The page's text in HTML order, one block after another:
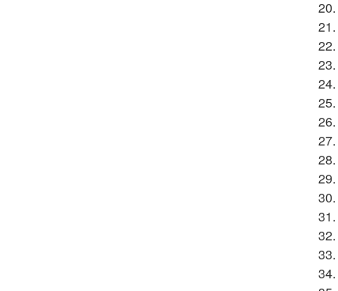
20.
21.
22.
23.
24.
25.
26.
27.
28.
29.
30.
31.
32.
33.
34.